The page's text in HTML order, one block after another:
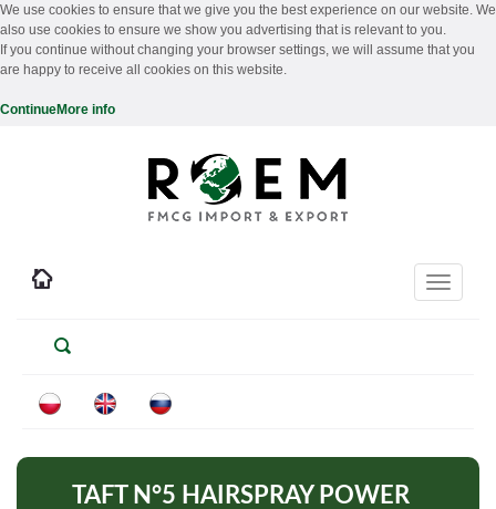
We use cookies to ensure that we give you the best experience on our website. We
also use cookies to ensure we show you advertising that is relevant to you.
If you continue without changing your browser settings, we will assume that you
are happy to receive all cookies on this website.
ContinueMore info
Toggle
TAFT N°5 HAIRSPRAY POWER